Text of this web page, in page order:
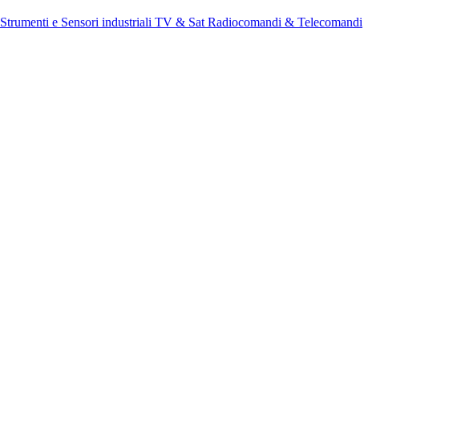
Strumenti e Sensori industriali TV & Sat Radiocomandi & Telecomandi